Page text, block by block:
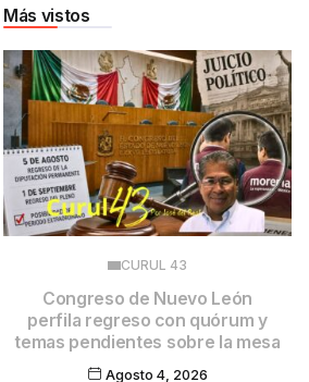
Más vistos
CURUL 43
Congreso de Nuevo León
perfila regreso con quórum y
temas pendientes sobre la mesa
Agosto 4, 2026